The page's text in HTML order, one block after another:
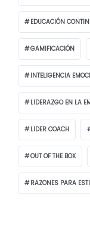
EDUCACIÓN
GAMIFICACIÓN
INTELIGENCIA
LIDERAZGO EN LA
LIDER COACH
OUT OF THE BOX
RAZONES PARA